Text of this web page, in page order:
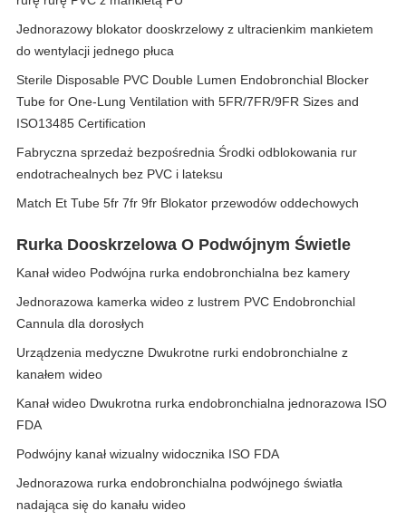
Jednorazowy blokator dooskrzelowy z ultracienkim mankietem
do wentylacji jednego płuca
Sterile Disposable PVC Double Lumen Endobronchial Blocker
Tube for One-Lung Ventilation with 5FR/7FR/9FR Sizes and
ISO13485 Certification
Fabryczna sprzedaż bezpośrednia Środki odblokowania rur
endotrachealnych bez PVC i lateksu
Match Et Tube 5fr 7fr 9fr Blokator przewodów oddechowych
Rurka Dooskrzelowa O Podwójnym Świetle
Kanał wideo Podwójna rurka endobronchialna bez kamery
Jednorazowa kamerka wideo z lustrem PVC Endobronchial
Cannula dla dorosłych
Urządzenia medyczne Dwukrotne rurki endobronchialne z
kanałem wideo
Kanał wideo Dwukrotna rurka endobronchialna jednorazowa ISO
FDA
Podwójny kanał wizualny widocznika ISO FDA
Jednorazowa rurka endobronchialna podwójnego światła
nadająca się do kanału wideo